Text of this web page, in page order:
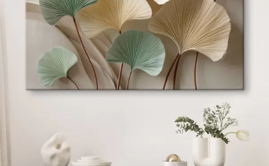
Prémium
Ft
Élénk, gazdag színek
Fakulásálló
✓Biztonságos, szagtalan tinta
Eco-Prémium